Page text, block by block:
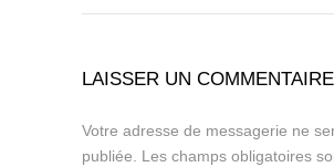
LAISSER UN COMMENTAIRE
Votre adresse de messagerie ne
publiée. Les champs obligatoires